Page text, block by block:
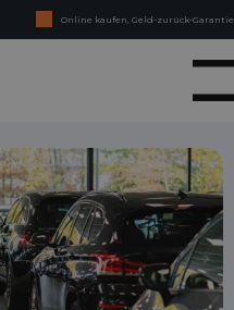
Online kaufen, Geld-zurück-Garantie
Finanzierungsleasing – Reibungslose Abnahme